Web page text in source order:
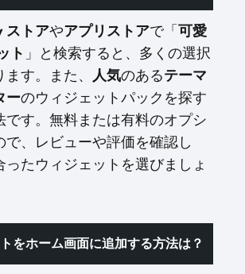
ストアやアプリストアで「可愛
ト 」と検索すると、多くの選択
す。また、 人気のあるテーマ
ーのウィジェットパックを探す
です。無料または有料のオプシ
で、レビューや評価を確認し
ったウィジェットを選びましょ
をホーム画面に追加する方法は？